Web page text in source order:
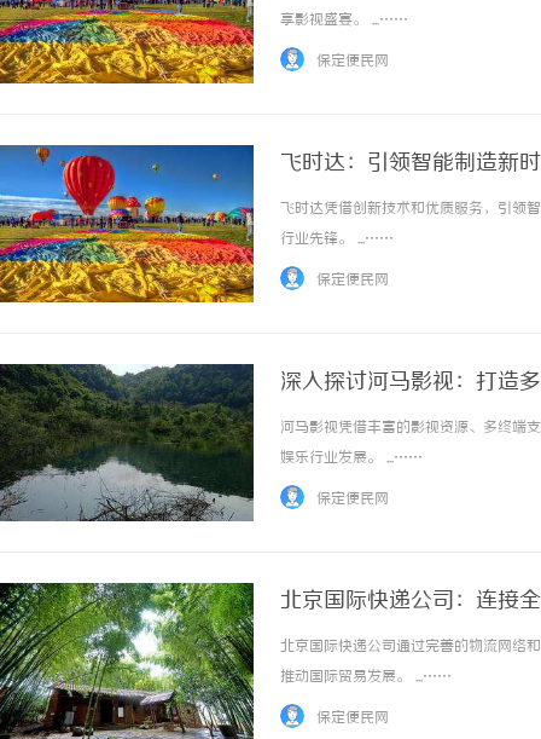
享影视盛宴。 ...……
保定便民网
飞时达：引领智能制造新
飞时达凭借创新技术和优质服务，引领
行业先锋。 ...……
保定便民网
深入探讨河马影视：打造
河马影视凭借丰富的影视资源、多终端
娱乐行业发展。 ...……
保定便民网
北京国际快递公司：连接
北京国际快递公司通过完善的物流网络
推动国际贸易发展。 ...……
保定便民网